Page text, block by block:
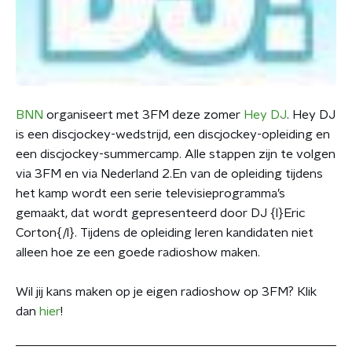
BNN organiseert met 3FM deze zomer Hey DJ. Hey DJ
is een discjockey-wedstrijd, een discjockey-opleiding en
een discjockey-summercamp. Alle stappen zijn te volgen
via 3FM en via Nederland 2.En van de opleiding tijdens
het kamp wordt een serie televisieprogramma’s
gemaakt, dat wordt gepresenteerd door DJ {l}Eric
Corton{/l}. Tijdens de opleiding leren kandidaten niet
alleen hoe ze een goede radioshow maken.
Wil jij kans maken op je eigen radioshow op 3FM? Klik
dan hier!